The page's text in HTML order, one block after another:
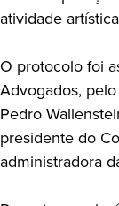
atividade
O protocolo foi
Advogados,
Pedro
presidente do
administradora